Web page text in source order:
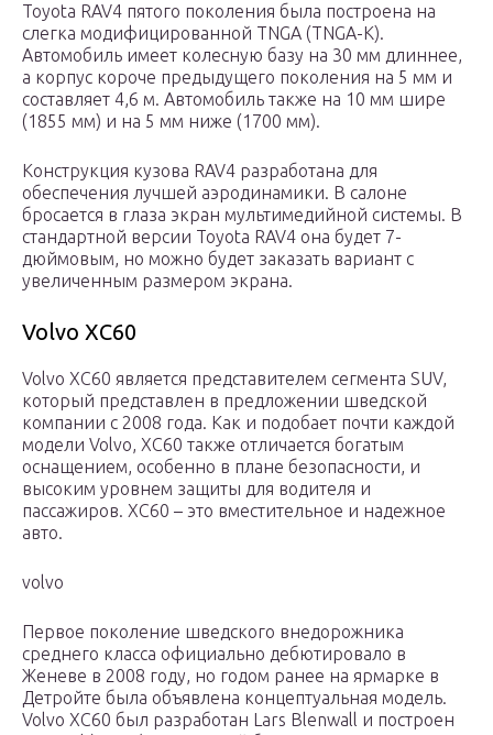
Toyota RAV4 пятого поколения была построена на
слегка модифицированной TNGA (TNGA-K).
Автомобиль имеет колесную базу на 30 мм длиннее,
а корпус короче предыдущего поколения на 5 мм и
составляет 4,6 м. Автомобиль также на 10 мм шире
(1855 мм) и на 5 мм ниже (1700 мм).
Конструкция кузова RAV4 разработана для
обеспечения лучшей аэродинамики. В салоне
бросается в глаза экран мультимедийной системы. В
стандартной версии Toyota RAV4 она будет 7-
дюймовым, но можно будет заказать вариант с
увеличенным размером экрана.
Volvo XC60
Volvo XC60 является представителем сегмента SUV,
который представлен в предложении шведской
компании с 2008 года. Как и подобает почти каждой
модели Volvo, XC60 также отличается богатым
оснащением, особенно в плане безопасности, и
высоким уровнем защиты для водителя и
пассажиров. XC60 – это вместительное и надежное
авто.
volvo
Первое поколение шведского внедорожника
среднего класса официально дебютировало в
Женеве в 2008 году, но годом ранее на ярмарке в
Детройте была объявлена концептуальная модель.
Volvo XC60 был разработан Lars Blenwall и построен